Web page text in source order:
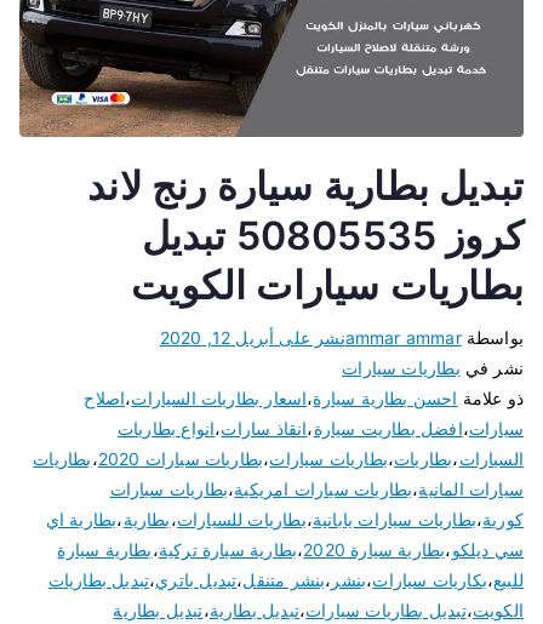
تبديل بطارية سيارة رنج لاند
كروز 50805535 تبديل
بطاريات سيارات الكويت
بواسطةammar ammarنشر على أبريل 12, 2020
نشر في بطاريات سيارات
ذو علامة احسن بطارية سيارة،اسعار بطاريات السيارات،اصلاح
سيارات،افضل بطاريت سيارة،انقاذ سارات،انواع بطاريات
السيارات،بطاريات،بطاريات سيارات،بطاريات سيارات 2020 ،بطاريات
سيارات المانية،بطاريات سيارات امريكية،بطاريات سيارات
كورية،بطاريات سيارات يابانية،بطاريات للسيارات،بطارية،بطارية اي
سي ديلكو،بطارية سيارة 2020 ،بطارية سيارة تركية،بطارية سيارة
للبيع،بكاريات سيارات،بنشر ،بنشر متنقل،تبديل باتري،تبديل بطاريات
الكويت،تبديل بطاريات سيارات،تبديل بطارية،تبديل بطارية